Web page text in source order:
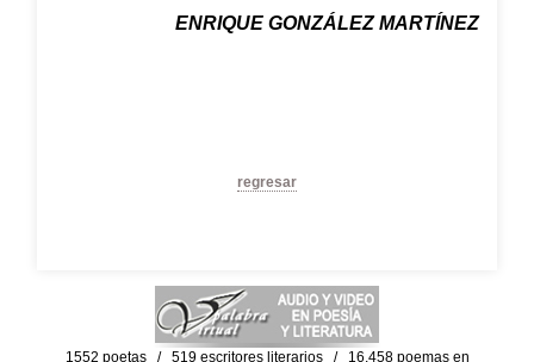
ENRIQUE GONZÁLEZ MARTÍNEZ
regresar
1552 poetas / 519 escritores literarios / 16,458 poemas en